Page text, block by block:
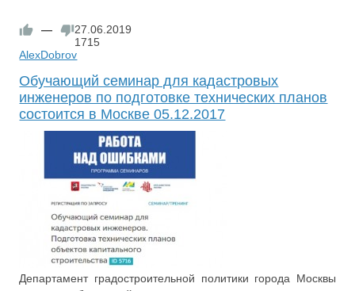
—
27.06.2019
1715
AlexDobrov
Обучающий семинар для кадастровых
инженеров по подготовке технических планов
состоится в Москве 05.12.2017
Департамент градостроительной политики города Москвы